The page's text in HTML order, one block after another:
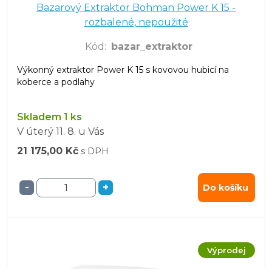
Bazarový Extraktor Bohman Power K 15 -
rozbalené, nepoužité
Kód : bazar_extraktor
Výkonný extraktor Power K 15 s kovovou hubicí na
koberce a podlahy
Skladem 1 ks
V úterý 11. 8. u Vás
21 175,00 Kč s DPH
- + Do košíku
Výprodej